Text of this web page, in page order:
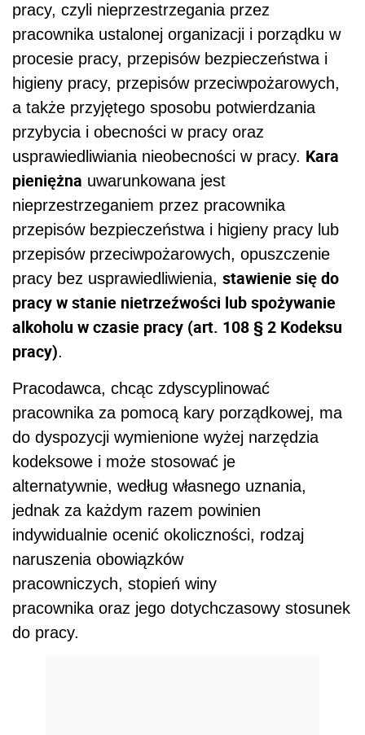
pracy, czyli nieprzestrzegania przez
pracownika ustalonej organizacji i porządku w
procesie pracy, przepisów bezpieczeństwa i
higieny pracy, przepisów przeciwpożarowych,
a także przyjętego sposobu potwierdzania
przybycia i obecności w pracy oraz
usprawiedliwiania nieobecności w pracy. Kara
pieniężna uwarunkowana jest
nieprzestrzeganiem przez pracownika
przepisów bezpieczeństwa i higieny pracy lub
przepisów przeciwpożarowych, opuszczenie
pracy bez usprawiedliwienia, stawienie się do
pracy w stanie nietrzeźwości lub spożywanie
alkoholu w czasie pracy (art. 108 § 2 Kodeksu
pracy).
Pracodawca, chcąc zdyscyplinować
pracownika za pomocą kary porządkowej, ma
do dyspozycji wymienione wyżej narzędzia
kodeksowe i może stosować je
alternatywnie, według własnego uznania,
jednak za każdym razem powinien
indywidualnie ocenić okoliczności, rodzaj
naruszenia obowiązków
pracowniczych, stopień winy
pracownika oraz jego dotychczasowy stosunek
do pracy.